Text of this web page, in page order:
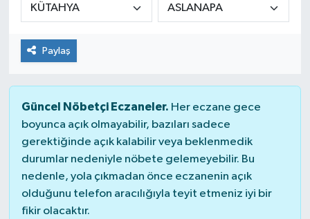
Paylaş
Güncel Nöbetçi Eczaneler. Her eczane gece
boyunca açık olmayabilir, bazıları sadece
gerektiğinde açık kalabilir veya beklenmedik
durumlar nedeniyle nöbete gelemeyebilir. Bu
nedenle, yola çıkmadan önce eczanenin açık
olduğunu telefon aracılığıyla teyit etmeniz iyi bir
fikir olacaktır.